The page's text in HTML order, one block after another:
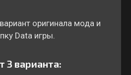
оригинала мода и
Data игры.
3 варианта: